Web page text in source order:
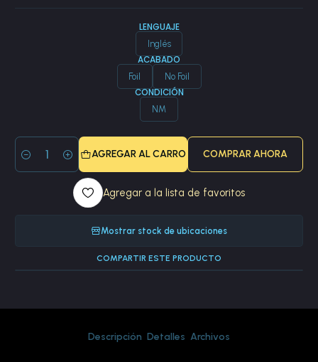
LENGUAJE
Inglés
ACABADO
Foil No Foil
CONDICIÓN
NM
Cantidad
AGREGAR AL CARRO COMPRAR AHORA
Agregar a la lista de favoritos
Mostrar stock de ubicaciones
COMPARTIR ESTE PRODUCTO
Descripción Detalles Archivos